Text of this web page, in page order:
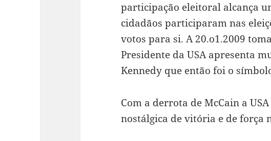
participação eleitoral alcança
cidadãos participaram nas
votos para si. A 20.o1.2009
Presidente da USA apresenta
Kennedy que então foi o
Com a derrota de McCain a
nostálgica de vitória e de força